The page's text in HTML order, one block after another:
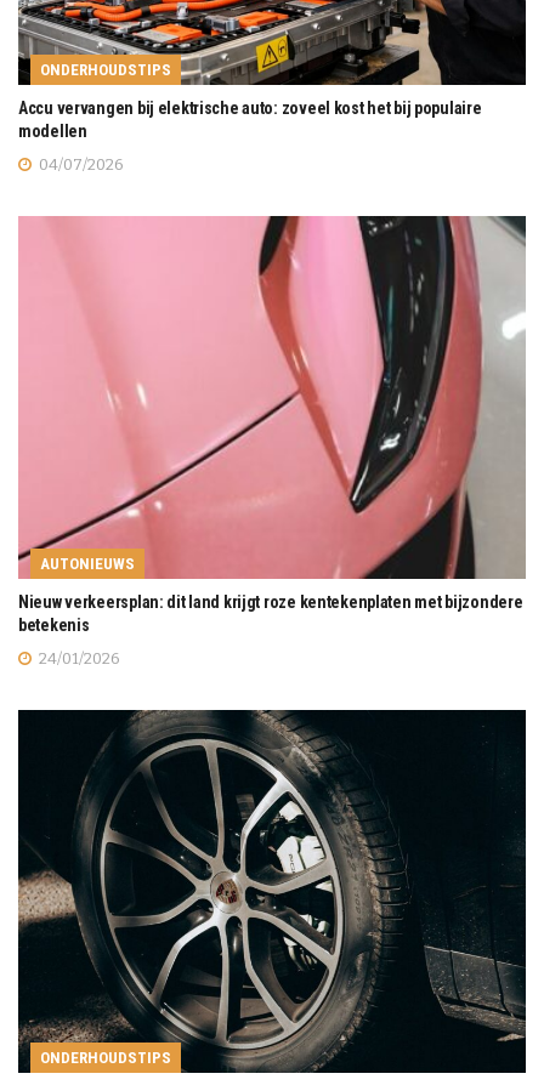
ONDERHOUDSTIPS
Accu vervangen bij elektrische auto: zoveel kost het bij populaire
modellen
04/07/2026
AUTONIEUWS
Nieuw verkeersplan: dit land krijgt roze kentekenplaten met bijzondere
betekenis
24/01/2026
ONDERHOUDSTIPS